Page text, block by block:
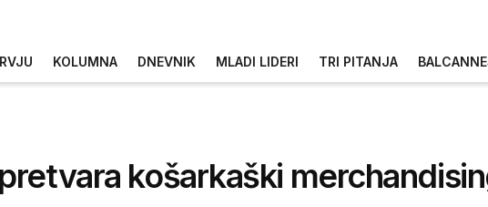
KOLUMNA DNEVNIK MLADI LIDERI TRI PITANJA
košarkaški